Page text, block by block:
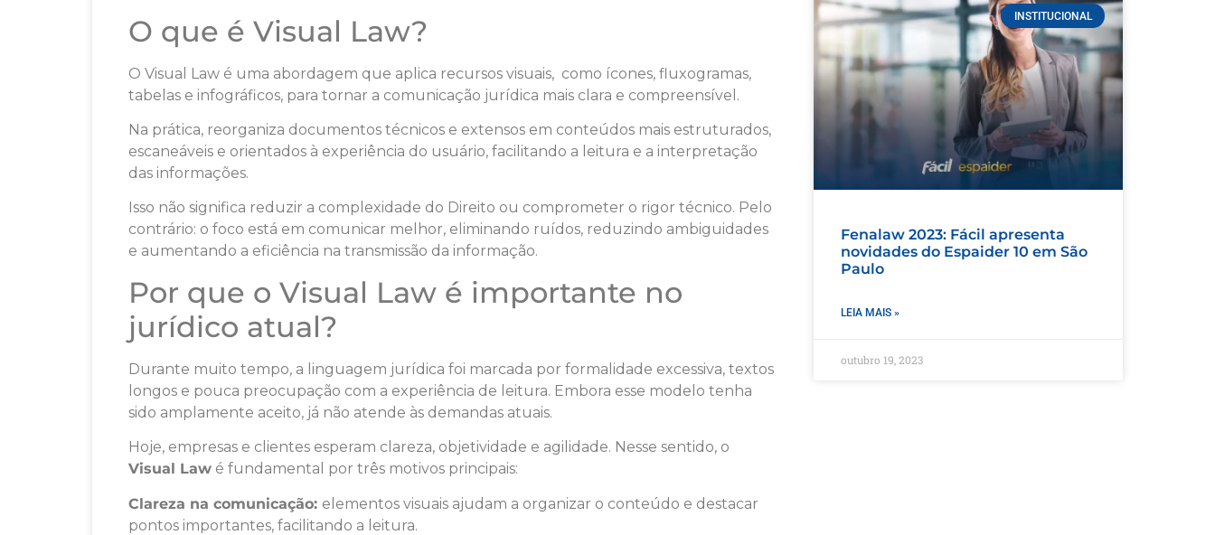
O que é Visual Law?
O Visual Law é uma abordagem que aplica recursos visuais, como ícones, fluxogramas,
tabelas e infográficos, para tornar a comunicação jurídica mais clara e compreensível.
Na prática, reorganiza documentos técnicos e extensos em conteúdos mais estruturados,
escaneáveis e orientados à experiência do usuário, facilitando a leitura e a interpretação
das informações.
Isso não significa reduzir a complexidade do Direito ou comprometer o rigor técnico. Pelo
contrário: o foco está em comunicar melhor, eliminando ruídos, reduzindo ambiguidades
e aumentando a eficiência na transmissão da informação.
Por que o Visual Law é importante no
jurídico atual?
Durante muito tempo, a linguagem jurídica foi marcada por formalidade excessiva, textos
longos e pouca preocupação com a experiência de leitura. Embora esse modelo tenha
sido amplamente aceito, já não atende às demandas atuais.
Hoje, empresas e clientes esperam clareza, objetividade e agilidade. Nesse sentido, o
Visual Law é fundamental por três motivos principais:
Clareza na comunicação: elementos visuais ajudam a organizar o conteúdo e destacar
pontos importantes, facilitando a leitura.
INSTITUCIONAL
Fenalaw 2023: Fácil apresenta
novidades do Espaider 10 em São
Paulo
LEIA MAIS »
outubro 19, 2023